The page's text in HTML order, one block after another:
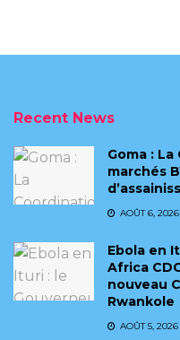
Recent News
Goma :
marchés
AOÛT 6, 2026
Ebola en
Africa
nouveau
Rwankole
AOÛT 5, 2026